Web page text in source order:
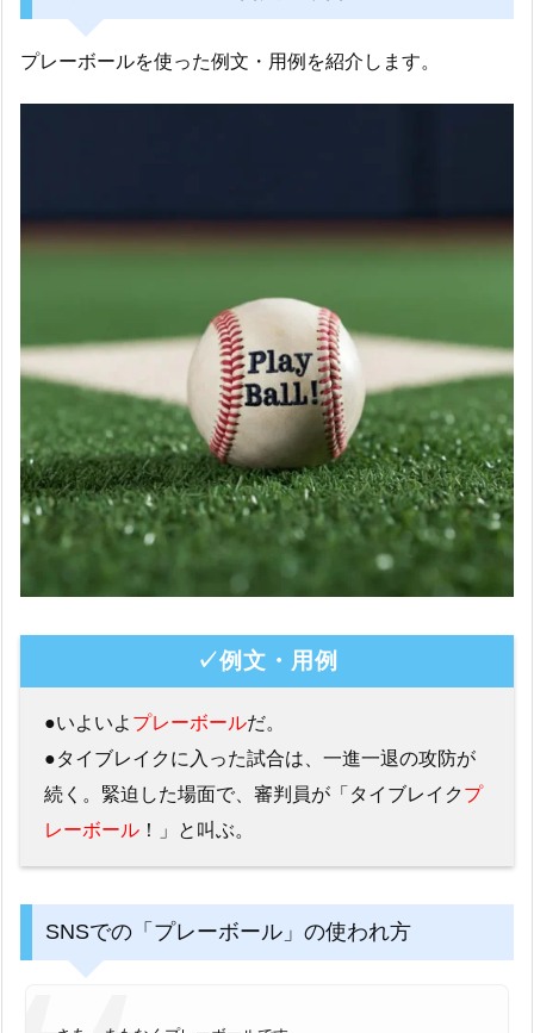
プレーボールを使った例文・用例を紹介します。
✓例文・用例
●いよいよ プレーボールだ。
●タイブレイクに入った試合は、一進一退の攻防が
続く。緊迫した場面で、審判員が「タイブレイクプ
レーボール ！」と叫ぶ。
SNSでの「プレーボール」の使われ方